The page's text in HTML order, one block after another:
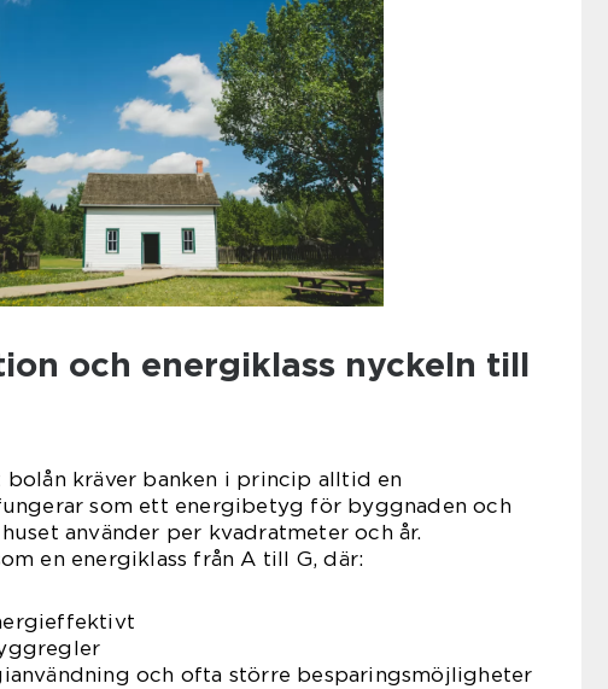
och energiklass nyckeln till
bolån kräver banken i princip alltid en
som ett energibetyg för byggnaden och
använder per kvadratmeter och år.
en energiklass från A till G, där:
och ofta större besparingsmöjligheter